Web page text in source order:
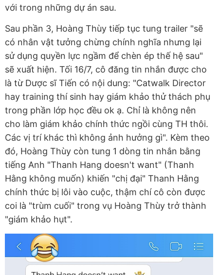
với trong những dự án sau.
Sau phần 3, Hoàng Thùy tiếp tục tung trailer "sẽ
có nhân vật tưởng chừng chính nghĩa nhưng lại
sử dụng quyền lực ngầm để chèn ép thế hệ sau"
sẽ xuất hiện. Tối 16/7, cô đăng tin nhắn được cho
là từ Dược sĩ Tiến có nội dung: "Catwalk Director
hay training thí sinh hay giám khảo thử thách phụ
trong phần lớp học đều ok ạ. Chỉ là không nên
cho làm giám khảo chính thức ngồi cùng TH thôi.
Các vị trí khác thì không ảnh hưởng gì". Kèm theo
đó, Hoàng Thùy còn tung 1 dòng tin nhắn bằng
tiếng Anh "Thanh Hang doesn't want" (Thanh
Hằng không muốn) khiến "chị đại" Thanh Hằng
chính thức bị lôi vào cuộc, thậm chí cô còn được
coi là "trùm cuối" trong vụ Hoàng Thùy trở thành
"giám khảo hụt".